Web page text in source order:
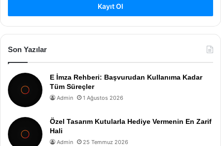
Kayıt Ol
Son Yazılar
E İmza Rehberi: Başvurudan Kullanıma Kadar
Tüm Süreçler
Admin 1 Ağustos 2026
Özel Tasarım Kutularla Hediye Vermenin En Zarif
Hali
Admin 25 Temmuz 2026